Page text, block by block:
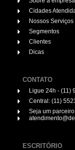
Cidades
Nossos Serviços
Segmentos
Clientes
Dicas
CONTATO
Ligue 24h - (11)
Central: (11)
Seja um
ESCRITÓRIO